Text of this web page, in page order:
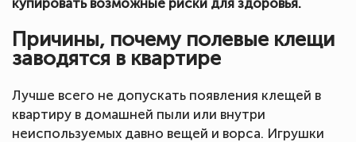
Причины, почему полевые клещи
заводятся в квартире
Лучше всего не допускать появления клещей в
квартиру в домашней пыли или внутри
неиспользуемых давно вещей и ворса. Игрушки